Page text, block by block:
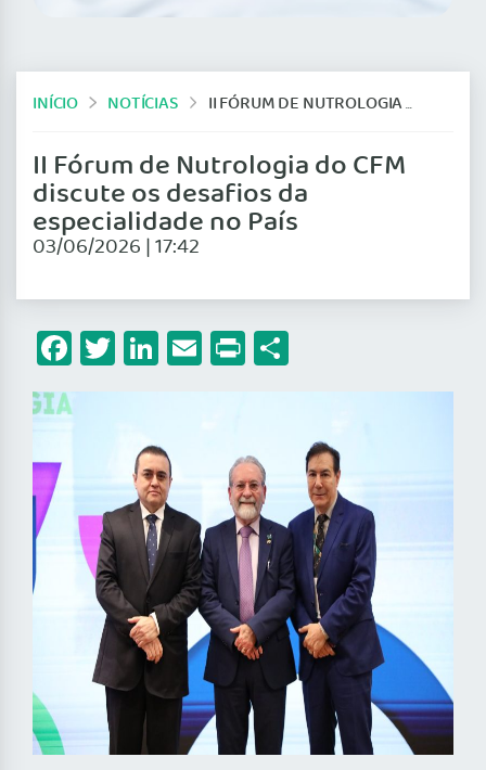
INÍCIO NOTÍCIAS II FÓRUM DE NUTROLOGIA DO CFM DISCUTE OS DESAFIOS DA ESPECIALIDADE NO PAÍS
II Fórum de Nutrologia do CFM
discute os desafios da
especialidade no País
03/06/2026 | 17:42
Facebook
Twitter
LinkedIn
Email
Print